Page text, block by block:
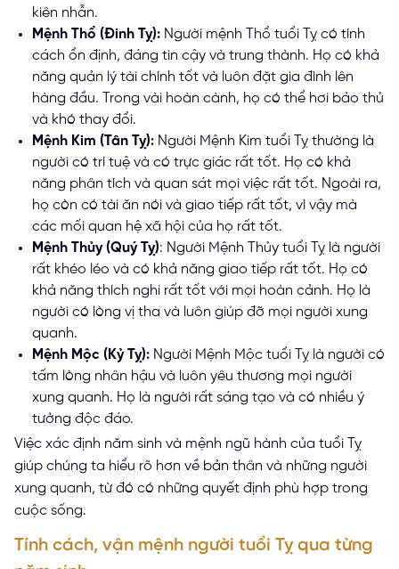
kiên nhẫn.
Mệnh Thổ (Đinh Tỵ): Người mệnh Thổ tuổi Tỵ có tính
cách ổn định, đáng tin cậy và trung thành. Họ có khả
năng quản lý tài chính tốt và luôn đặt gia đình lên
hàng đầu. Trong vài hoàn cành, họ có thể hơi bảo thủ
và khó thay đổi.
Mệnh Kim (Tân Tỵ): Người Mệnh Kim tuổi Tỵ thường là
người có trí tuệ và có trực giác rất tốt. Họ có khả
năng phân tích và quan sát mọi việc rất tốt. Ngoài ra,
họ còn có tài ăn nói và giao tiếp rất tốt, vì vậy mà
các mối quan hệ xã hội của họ rất tốt.
Mệnh Thủy (Quý Tỵ): Người Mệnh Thủy tuổi Tỵ là người
rất khéo léo và có khả năng giao tiếp rất tốt. Họ có
khả năng thích nghi rất tốt với mọi hoàn cảnh. Họ là
người có lòng vị tha và luôn giúp đỡ mọi người xung
quanh.
Mệnh Mộc (Kỷ Tỵ): Người Mệnh Mộc tuổi Tỵ là người có
tấm lòng nhân hậu và luôn yêu thương mọi người
xung quanh. Họ là người rất sáng tạo và có nhiều ý
tưởng độc đáo.
Việc xác định năm sinh và mệnh ngũ hành của tuổi Tỵ
giúp chúng ta hiểu rõ hơn về bản thân và những người
xung quanh, từ đó có những quyết định phù hợp trong
cuộc sống.
Tính cách, vận mệnh người tuổi Tỵ qua từng